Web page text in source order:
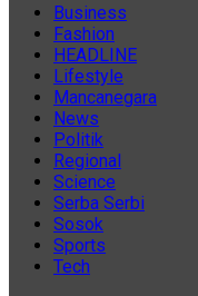
Business
Fashion
HEADLINE
Lifestyle
Mancanegara
News
Politik
Regional
Science
Serba Serbi
Sosok
Sports
Tech